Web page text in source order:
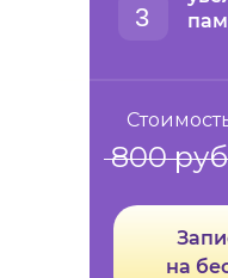
3
800
на